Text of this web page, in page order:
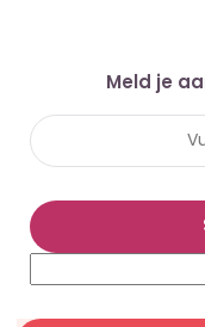
Meld je